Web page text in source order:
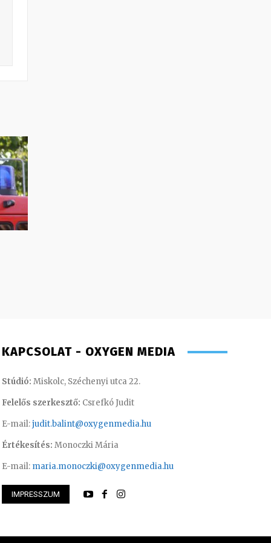
Péter – programigazgató
KAPCSOLAT - OXYGEN MEDIA
Stúdió: Miskolc, Széchenyi utca 22.
Felelős szerkesztő: Csrefkó Judit
E-mail:judit.balint@oxygenmedia.hu
Értékesítés: Monoczki Mária
E-mail: maria.monoczki@oxygenmedia.hu
IMPRESSZUM